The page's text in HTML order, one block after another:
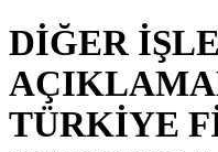
DİĞER
TÜRKİYE